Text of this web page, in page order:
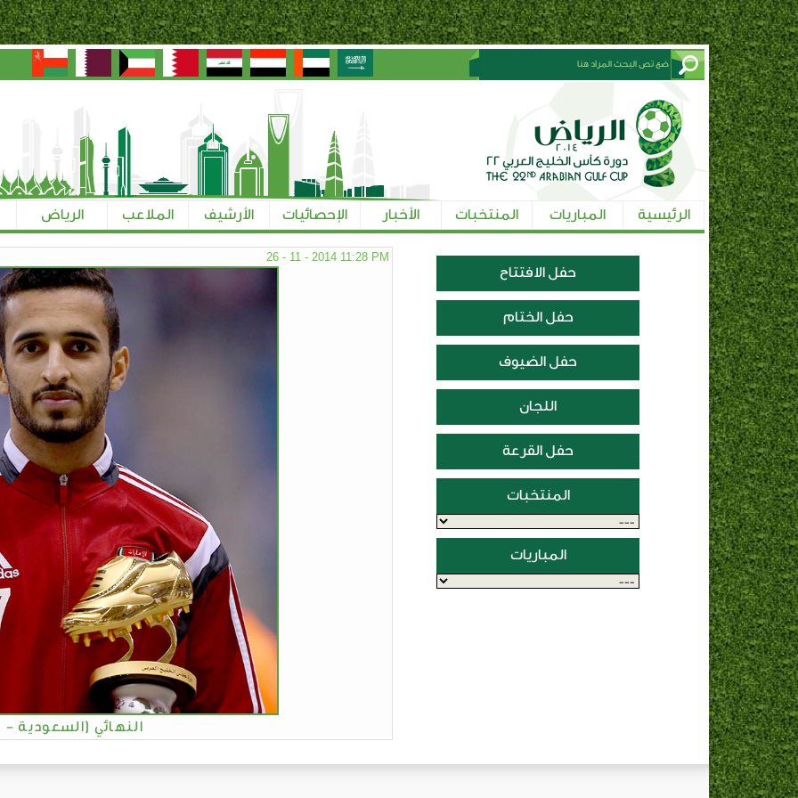
الرئيسية المباريات المنتخبات الأخبار الإحصائيات الأرشيف الملاعب الرياض
حفل الافتتاح
حفل الختام
حفل الضيوف
اللجان
حفل القرعة
المنتخبات
المباريات
26 - 11 - 2014 11:28 PM
النهائي (السعودية